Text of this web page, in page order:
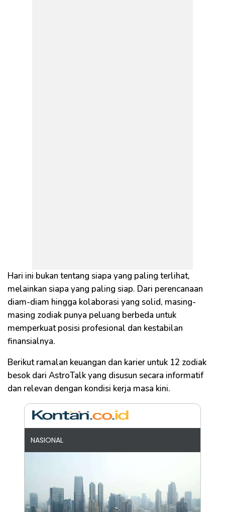
Hari ini bukan tentang siapa yang paling terlihat,
melainkan siapa yang paling siap. Dari perencanaan
diam-diam hingga kolaborasi yang solid, masing-
masing zodiak punya peluang berbeda untuk
memperkuat posisi profesional dan kestabilan
finansialnya.
Berikut ramalan keuangan dan karier untuk 12 zodiak
besok dari AstroTalk yang disusun secara informatif
dan relevan dengan kondisi kerja masa kini.
NASIONAL